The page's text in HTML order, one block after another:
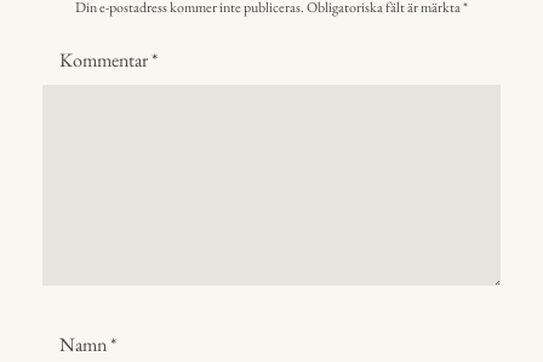
Din e-postadress kommer inte publiceras.Obligatoriska fält är märkta*
Kommentar*
Namn*